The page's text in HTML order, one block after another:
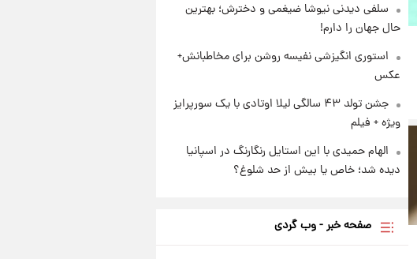
سلفی دیدنی نیوشا ضیغمی و دخترش؛ بهترین
حال جهان را دارم!
استوری انگیزشی نفیسه روشن برای مخاطبانش+
عکس
جشن تولد ۴۳ سالگی لیلا اوتادی با یک سورپرایز
ویژه + فیلم
الهام حمیدی با این استایل رنگارنگ در اسپانیا
دیده شد؛ خاص یا بیش از حد شلوغ؟
صفحه خبر - وب گردی